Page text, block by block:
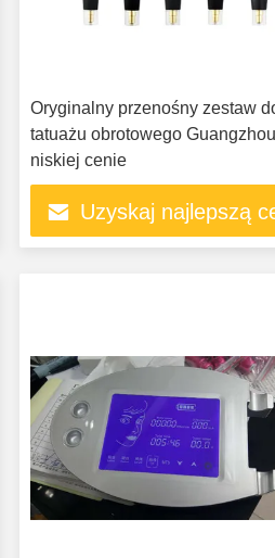
Oryginalny przenośny zestaw
tatuażu obrotowego
niskiej cenie
Uzyskaj najlepszą